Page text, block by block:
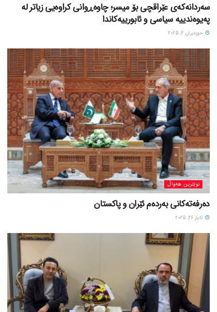
سەردانەکەی عێراقچی بۆ میسر؛ چاوەڕوانی کراوەیی زیاتر لە
پەیوەندییە سیاسی و ئابورییەکاندا
حوزه‌یران 2, 2025
نوێترین هەواڵ
دەرفەتەکانی بەردەم ئێران و پاکستان
ئایار 26, 2025